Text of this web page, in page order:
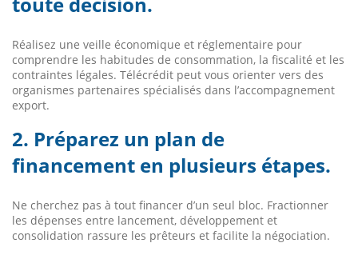
Réalisez une veille économique et réglementaire pour
comprendre les habitudes de consommation, la fiscalité et les
contraintes légales. Télécrédit peut vous orienter vers des
organismes partenaires spécialisés dans l’accompagnement
export.
2. Préparez un plan de
financement en plusieurs étapes.
Ne cherchez pas à tout financer d’un seul bloc. Fractionner
les dépenses entre lancement, développement et
consolidation rassure les prêteurs et facilite la négociation.